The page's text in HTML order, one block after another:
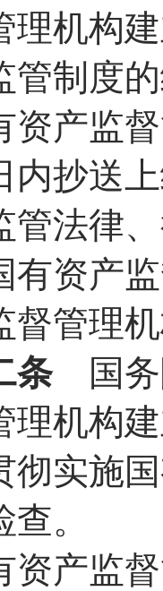
理机构
管制度
监督
内抄送
管法律
有资产
督管理
条国务
理机构
彻实施
。
监督